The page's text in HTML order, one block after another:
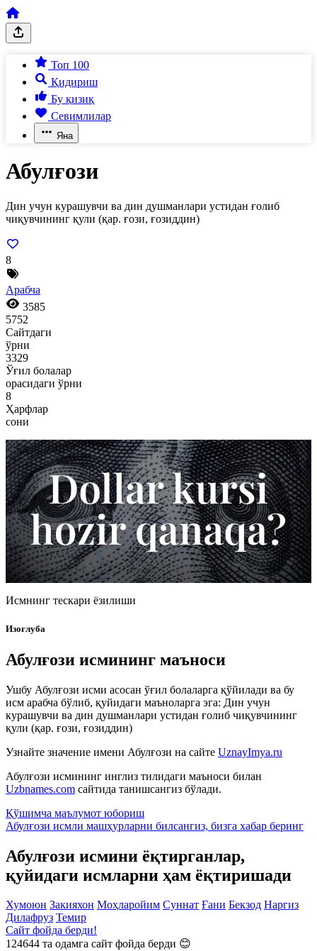
Топ 100
Қидириш
Бу қизиқ
Севимлилар
Яна
Абулғози
Дин учун курашувчи ва дин душманлари устидан ғолиб
чиқувчининг қули (қар. ғози, ғозиддин)
8
Арабча
3585
5752
Сайтдаги
ўрни
3329
Ўғил болалар
орасидаги ўрни
8
Ҳарфлар
сони
Исмнинг тескари ёзилиши
Изоғлуба
Абулғози исмининг маъноси
Ушбу Абулғози исми асосан ўғил болаларга қўйилади ва бу
исм арабча бўлиб, қуйидаги маъноларга эга: Дин учун
курашувчи ва дин душманлари устидан ғолиб чиқувчининг
қули (қар. ғози, ғозиддин)
Узнайте значение имени Абулғози на сайте UznayImya.ru
Абулғози исмининг инглиз тилидаги маъноси билан
Uzbnames.com сайтида танишсангиз бўлади.
Қўшимча маълумот юбориш
Абулғози исмли машҳурларни билсангиз, бизга хабар беринг
Абулғози исмини ёқтирганлар,
қуйидаги исмларни ҳам ёқтиришади
Хумоюн Закияхон Моҳларойим Суннат Ғани Бекзод Наргиз
Дилафруз Темир
Сайт фойда берди!
124644 та одамга сайт фойда берди 😊